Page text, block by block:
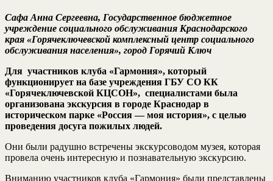
Сафа Анна Сергеевна, Государственное бюджетное
учреждение социального обслуживания Краснодарского
края «Горячеключевской комплексный центр социального
обслуживания населения», город Горячий Ключ
Для участников клуба «Гармония», который
функционирует на базе учреждения ГБУ СО КК
«Горячеключевской КЦСОН», специалистами была
организована экскурсия в городе Краснодар в
историческом парке «Россия — моя история», с целью
проведения досуга пожилых людей.
Они были радушно встречены экскурсоводом музея, которая
провела очень интересную и познавательную экскурсию.
Вниманию участников клуба «Гармония» были представлены